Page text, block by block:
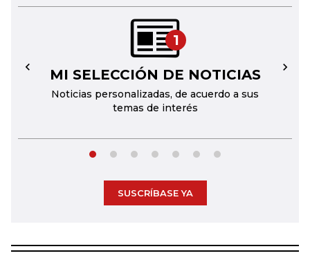
1
MI SELECCIÓN DE NOTICIAS
Noticias personalizadas, de acuerdo a sus
temas de interés
← →
SUSCRÍBASE YA